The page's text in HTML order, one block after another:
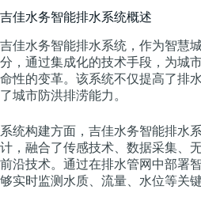
吉佳水务智能排水系统概述
吉佳水务智能排水系统，作为智慧
分，通过集成化的技术手段，为城
命性的变革。该系统不仅提高了排
了城市防洪排涝能力。
系统构建方面，吉佳水务智能排水
计，融合了传感技术、数据采集、
前沿技术。通过在排水管网中部署
够实时监测水质、流量、水位等关键